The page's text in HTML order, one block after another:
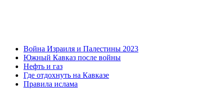
Война Израиля и Палестины 2023
Южный Кавказ после войны
Нефть и газ
Где отдохнуть на Кавказе
Правила ислама